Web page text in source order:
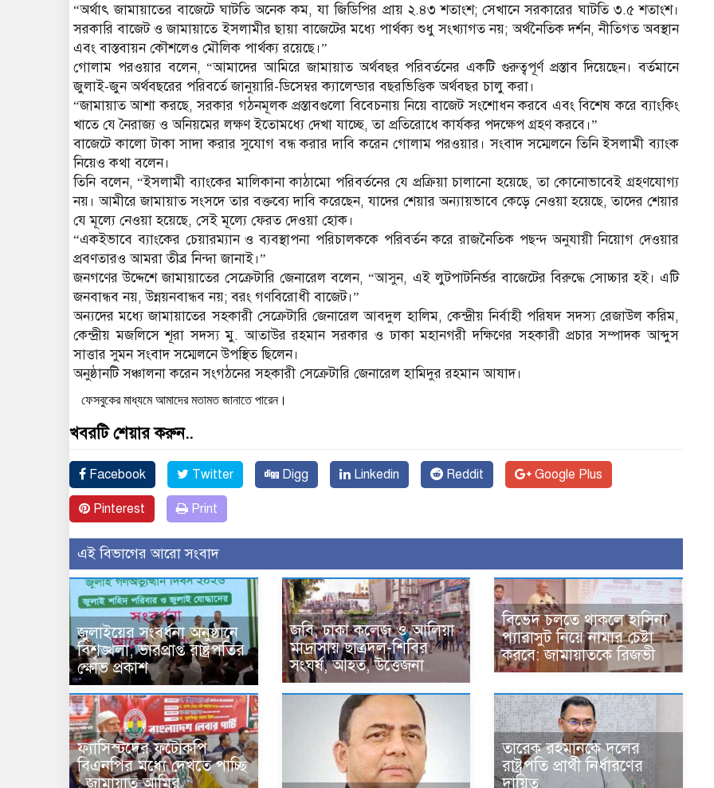
“অর্থাৎ জামায়াতের বাজেটে ঘাটতি অনেক কম, যা জিডিপির প্রায় ২.৪৩ শতাংশ; সেখানে সরকারের ঘাটতি ৩.৫ শতাংশ।
সরকারি বাজেট ও জামায়াতে ইসলামীর ছায়া বাজেটের মধ্যে পার্থক্য শুধু সংখ্যাগত নয়; অর্থনৈতিক দর্শন, নীতিগত অবস্থান
এবং বাস্তবায়ন কৌশলেও মৌলিক পার্থক্য রয়েছে।”
গোলাম পরওয়ার বলেন, “আমাদের আমিরে জামায়াত অর্থবছর পরিবর্তনের একটি গুরুত্বপূর্ণ প্রস্তাব দিয়েছেন। বর্তমানে
জুলাই-জুন অর্থবছরের পরিবর্তে জানুয়ারি-ডিসেম্বর ক্যালেন্ডার বছরভিত্তিক অর্থবছর চালু করা।
“জামায়াত আশা করছে, সরকার গঠনমূলক প্রস্তাবগুলো বিবেচনায় নিয়ে বাজেট সংশোধন করবে এবং বিশেষ করে ব্যাংকিং
খাতে যে নৈরাজ্য ও অনিয়মের লক্ষণ ইতোমধ্যে দেখা যাচ্ছে, তা প্রতিরোধে কার্যকর পদক্ষেপ গ্রহণ করবে।”
বাজেটে কালো টাকা সাদা করার সুযোগ বন্ধ করার দাবি করেন গোলাম পরওয়ার। সংবাদ সম্মেলনে তিনি ইসলামী ব্যাংক
নিয়েও কথা বলেন।
তিনি বলেন, “ইসলামী ব্যাংকের মালিকানা কাঠামো পরিবর্তনের যে প্রক্রিয়া চালানো হয়েছে, তা কোনোভাবেই গ্রহণযোগ্য
নয়। আমীরে জামায়াত সংসদে তার বক্তব্যে দাবি করেছেন, যাদের শেয়ার অন্যায়ভাবে কেড়ে নেওয়া হয়েছে, তাদের শেয়ার
যে মূল্যে নেওয়া হয়েছে, সেই মূল্যে ফেরত দেওয়া হোক।
“একইভাবে ব্যাংকের চেয়ারম্যান ও ব্যবস্থাপনা পরিচালককে পরিবর্তন করে রাজনৈতিক পছন্দ অনুযায়ী নিয়োগ দেওয়ার
প্রবণতারও আমরা তীব্র নিন্দা জানাই।”
জনগণের উদ্দেশে জামায়াতের সেক্রেটারি জেনারেল বলেন, “আসুন, এই লুটপাটনির্ভর বাজেটের বিরুদ্ধে সোচ্চার হই। এটি
জনবান্ধব নয়, উন্নয়নবান্ধব নয়; বরং গণবিরোধী বাজেট।”
অন্যদের মধ্যে জামায়াতের সহকারী সেক্রেটারি জেনারেল আবদুল হালিম, কেন্দ্রীয় নির্বাহী পরিষদ সদস্য রেজাউল করিম,
কেন্দ্রীয় মজলিসে শূরা সদস্য মু. আতাউর রহমান সরকার ও ঢাকা মহানগরী দক্ষিণের সহকারী প্রচার সম্পাদক আব্দুস
সাত্তার সুমন সংবাদ সম্মেলনে উপস্থিত ছিলেন।
অনুষ্ঠানটি সঞ্চালনা করেন সংগঠনের সহকারী সেক্রেটারি জেনারেল হামিদুর রহমান আযাদ।
ফেসবুকের মাধ্যমে আমাদের মতামত জানাতে পারেন।
খবরটি শেয়ার করুন..
Facebook Twitter Digg Linkedin Reddit Google Plus
Pinterest Print
এই বিভাগের আরো সংবাদ
জুলাইয়ের সংবর্ধনা অনুষ্ঠানে
বিশৃঙ্খলা, ভারপ্রাপ্ত রাষ্ট্রপতির
ক্ষোভ প্রকাশ
জবি, ঢাকা কলেজ ও আলিয়া
মাদ্রাসায় ছাত্রদল-শিবির
সংঘর্ষ, আহত, উত্তেজনা
বিভেদ চলতে থাকলে হাসিনা
প্যারাসুট নিয়ে নামার চেষ্টা
করবে: জামায়াতকে রিজভী
ফ্যাসিস্টদের ফটোকপি
বিএনপির মধ্যে দেখতে পাচ্ছি
: জামায়াত আমির
তারেক রহমানকে দলের
রাষ্ট্রপতি প্রার্থী নির্ধারণের
দায়িত্ব